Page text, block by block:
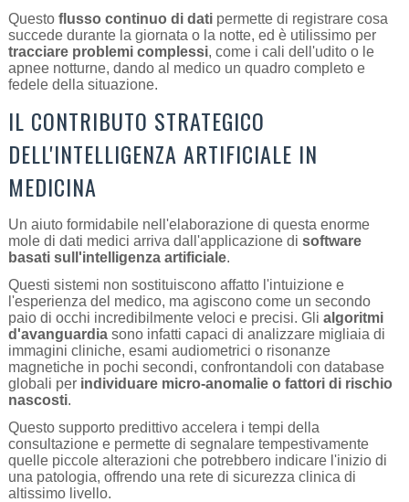
Questo flusso continuo di datipermette di registrare cosa
succede durante la giornata o la notte, ed è utilissimo per
tracciare problemi complessi, come i cali dell'udito o le
apnee notturne, dando al medico un quadro completo e
fedele della situazione.
IL CONTRIBUTO STRATEGICO
DELL'INTELLIGENZA ARTIFICIALE IN
MEDICINA
Un aiuto formidabile nell'elaborazione di questa enorme
mole di dati medici arriva dall'applicazione di software
basati sull'intelligenza artificiale.
Questi sistemi non sostituiscono affatto l'intuizione e
l'esperienza del medico, ma agiscono come un secondo
paio di occhi incredibilmente veloci e precisi. Gli algoritmi
d'avanguardiasono infatti capaci di analizzare migliaia di
immagini cliniche, esami audiometrici o risonanze
magnetiche in pochi secondi, confrontandoli con database
globali per individuare micro-anomalie o fattori di rischio
nascosti.
Questo supporto predittivo accelera i tempi della
consultazione e permette di segnalare tempestivamente
quelle piccole alterazioni che potrebbero indicare l'inizio di
una patologia, offrendo una rete di sicurezza clinica di
altissimo livello.